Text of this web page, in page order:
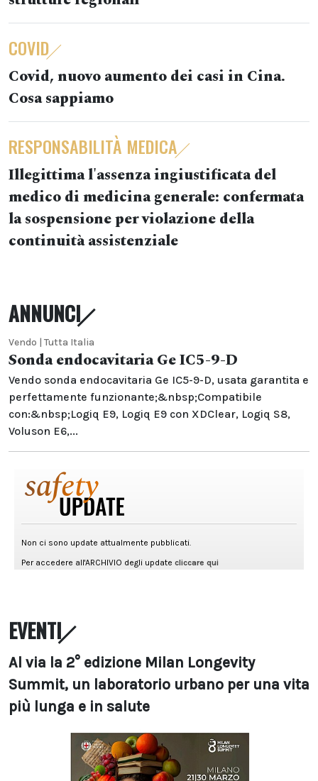
COVID
Covid, nuovo aumento dei casi in Cina.
Cosa sappiamo
RESPONSABILITÀ MEDICA
Illegittima l'assenza ingiustificata del
medico di medicina generale: confermata
la sospensione per violazione della
continuità assistenziale
ANNUNCI
Vendo | Tutta Italia
Sonda endocavitaria Ge IC5-9-D
Vendo sonda endocavitaria Ge IC5-9-D, usata garantita e
perfettamente funzionante;&nbsp;Compatibile
con:&nbsp;Logiq E9, Logiq E9 con XDClear, Logiq S8,
Voluson E6,...
EVENTI
Al via la 2° edizione Milan Longevity
Summit, un laboratorio urbano per una vita
più lunga e in salute